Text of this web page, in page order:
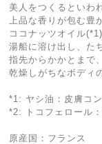
美人をつくるといわ
上品な香りが包む豊
ココナッツオイル
湯船に溶け出し、た
指先からかかとまで
乾燥しがちなボディ
*1: ヤシ油：皮膚コ
*2: トコフェロール
原産国：フラ